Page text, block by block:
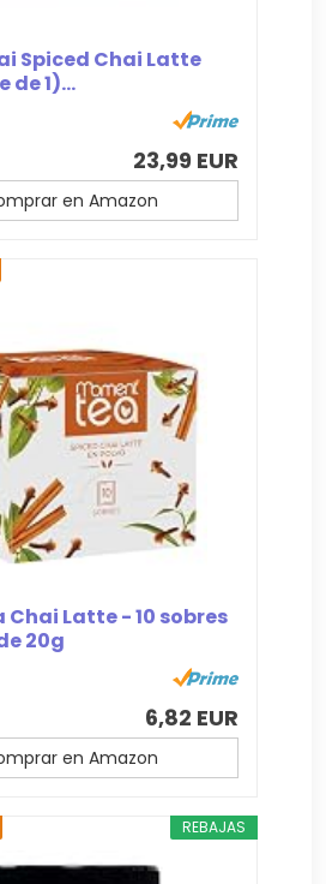
Spiced Chai Latte
de 1)...
23,99 EUR
en Amazon
Chai Latte - 10 sobres
20g
6,82 EUR
en Amazon
REBAJAS